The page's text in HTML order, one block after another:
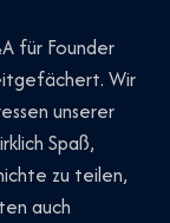
für Founder
Wir
unserer
Spaß,
zu teilen,
auch